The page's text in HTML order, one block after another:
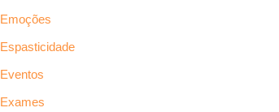
Emoções
Espasticidade
Eventos
Exames